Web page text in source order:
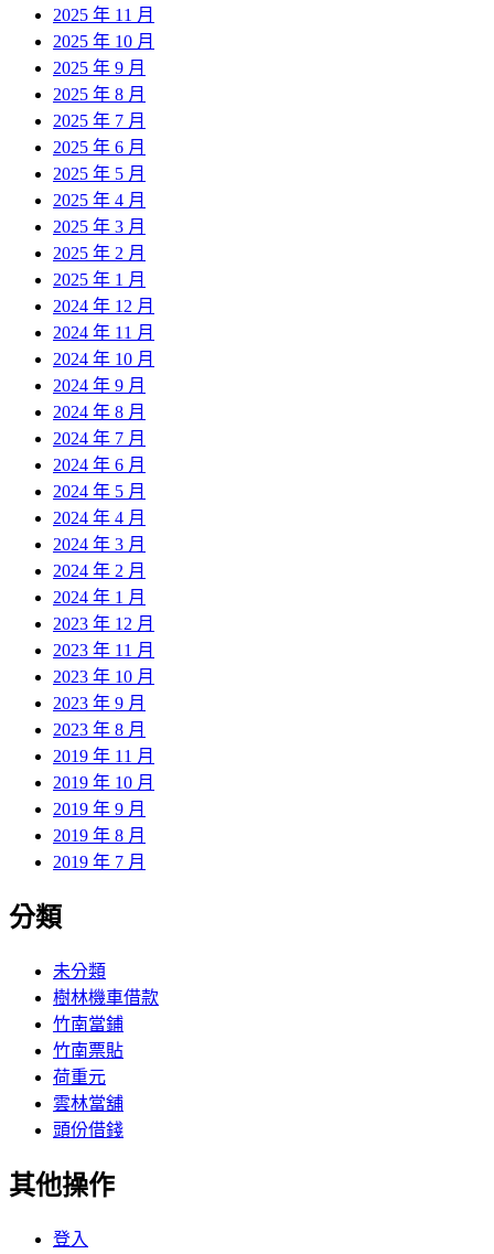
2025 年 11 月
2025 年 10 月
2025 年 9 月
2025 年 8 月
2025 年 7 月
2025 年 6 月
2025 年 5 月
2025 年 4 月
2025 年 3 月
2025 年 2 月
2025 年 1 月
2024 年 12 月
2024 年 11 月
2024 年 10 月
2024 年 9 月
2024 年 8 月
2024 年 7 月
2024 年 6 月
2024 年 5 月
2024 年 4 月
2024 年 3 月
2024 年 2 月
2024 年 1 月
2023 年 12 月
2023 年 11 月
2023 年 10 月
2023 年 9 月
2023 年 8 月
2019 年 11 月
2019 年 10 月
2019 年 9 月
2019 年 8 月
2019 年 7 月
分類
未分類
樹林機車借款
竹南當鋪
竹南票貼
荷重元
雲林當舖
頭份借錢
其他操作
登入